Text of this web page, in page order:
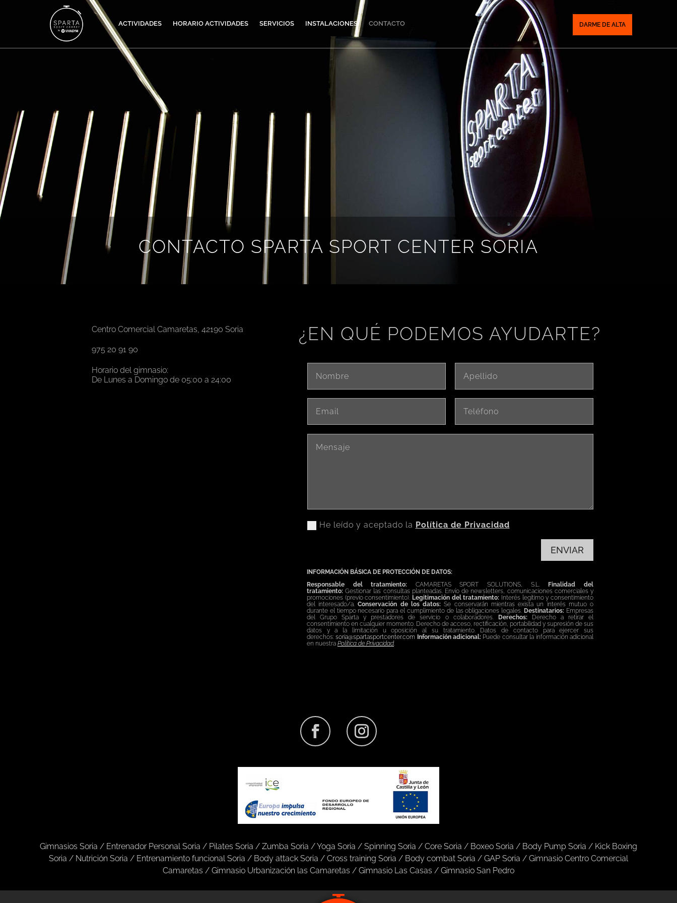
ACTIVIDADES HORARIO ACTIVIDADES SERVICIOS INSTALACIONES CONTACTO DARME DE ALTA
CONTACTO SPARTA SPORT CENTER SORIA
Centro Comercial Camaretas, 42190 Soria
975 20 91 90
Horario del gimnasio:
De Lunes a Domingo de 05:00 a 24:00
¿EN QUÉ PODEMOS AYUDARTE?
He leído y aceptado la Política de Privacidad
ENVIAR
INFORMACIÓN BÁSICA DE PROTECCIÓN DE DATOS:
Responsable del tratamiento: CAMARETAS SPORT SOLUTIONS, S.L.
Finalidad del
tratamiento:Gestionar las consultas planteadas. Envío de newsletters, comunicaciones comerciales y
promociones (previo consentimiento). Legitimación del tratamiento: Interés legítimo y consentimiento
del interesado/a.Conservación de los datos: Se conservarán mientras exista un interés mutuo o
durante el tiempo necesario para el cumplimiento de las obligaciones legales. Destinatarios: Empresas
del Grupo Sparta y prestadores de servicio o colaboradores.
Derechos: Derecho a retirar el
consentimiento en cualquier momento. Derecho de acceso, rectificación, portabilidad y supresión de sus
datos y a la limitación u oposición al su tratamiento. Datos de contacto para ejercer sus
derechos:soria@spartasportcenter.com Información adicional: Puede consultar la información adicional
en nuestra Política de Privacidad.
Gimnasios Soria / Entrenador Personal Soria / Pilates Soria / Zumba Soria /Yoga Soria / Spinning Soria / Core Soria / Boxeo Soria / Body Pump Soria / Kick Boxing
Soria / Nutrición Soria / Entrenamiento funcional Soria / Body attack Soria / Cross training Soria / Body combat Soria / GAP Soria / Gimnasio Centro Comercial
Camaretas / Gimnasio Urbanización las Camaretas / Gimnasio Las Casas / Gimnasio San Pedro